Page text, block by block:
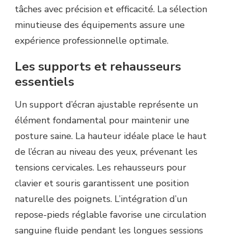
tâches avec précision et efficacité. La sélection
minutieuse des équipements assure une
expérience professionnelle optimale.
Les supports et rehausseurs
essentiels
Un support d’écran ajustable représente un
élément fondamental pour maintenir une
posture saine. La hauteur idéale place le haut
de l’écran au niveau des yeux, prévenant les
tensions cervicales. Les rehausseurs pour
clavier et souris garantissent une position
naturelle des poignets. L’intégration d’un
repose-pieds réglable favorise une circulation
sanguine fluide pendant les longues sessions